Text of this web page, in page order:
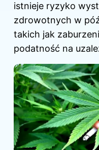
istnieje ryzyko
zdrowotnych w
takich jak
podatność na